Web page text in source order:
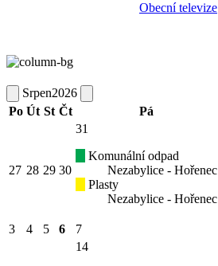
Obecní televize
Srpen2026
Po Út St Čt Pá
27 28 29 30
31
Komunální odpad
Nezabylice - Hořenec
Plasty
Nezabylice - Hořenec
3 4 5 6 7
14